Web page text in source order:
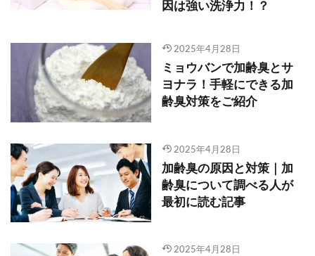
因は強い洗浄力！？
2025年4月28日
ミョウバンで加齢臭とサ
ヨナラ！手軽にできる加
齢臭対策をご紹介
2025年4月28日
加齢臭の原因と対策｜加
齢臭について調べる人が
最初に読む記事
2025年4月28日